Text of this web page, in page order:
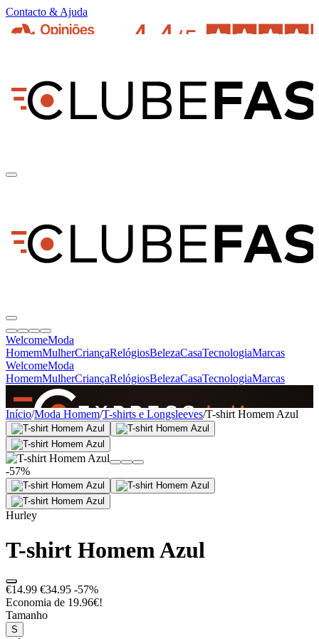
Contacto & Ajuda
WelcomeModa
HomemMulherCriançaRelógiosBelezaCasaTecnologiaMarcas
WelcomeModa
HomemMulherCriançaRelógiosBelezaCasaTecnologiaMarcas
SINCE 2005
+de 36.000 reviews
Início/Moda Homem/T-shirts e Longsleeves/T-shirt Homem Azul
-57%
Hurley
T-shirt Homem Azul
€14.99 €34.95 -57%
Economia de 19.96€!
Tamanho
S